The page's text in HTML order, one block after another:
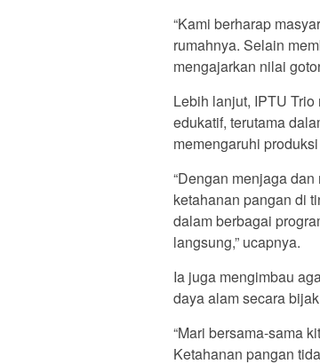
“Kami berharap
rumahnya. Selain
mengajarkan nilai
Lebih lanjut, IPTU
edukatif, terutama
memengaruhi
“Dengan menjaga
ketahanan pangan di
dalam berbagai
langsung,” ucapnya.
Ia juga mengimbau
daya alam secara
“Mari bersama-sama
Ketahanan pangan